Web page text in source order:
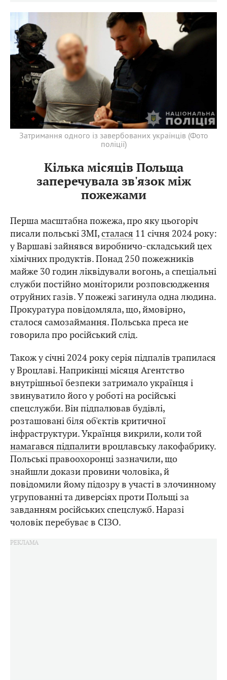
Затримання одного із завербованих українців (Фото
поліції)
Кілька місяців Польща
заперечувала зв'язок між
пожежами
Перша масштабна пожежа, про яку цьогоріч
писали польські ЗМІ,сталася 11 січня 2024 року:
у Варшаві зайнявся виробничо-складський цех
хімічних продуктів. Понад 250 пожежників
майже 30 годин ліквідували вогонь, а спеціальні
служби постійно моніторили розповсюдження
отруйних газів. У пожежі загинула одна людина.
Прокуратура повідомляла, що, ймовірно,
сталося самозаймання. Польська преса не
говорила про російський слід.
Також у січні 2024 року серія підпалів трапилася
у Вроцлаві. Наприкінці місяця Агентство
внутрішньої безпеки затримало українця і
звинуватило його у роботі на російські
спецслужби. Він підпалював будівлі,
розташовані біля об'єктів критичної
інфраструктури. Українця викрили, коли той
намагався підпалитивроцлавську лакофабрику.
Польські правоохоронці зазначили, що
знайшли докази провини чоловіка, й
повідомили йому підозру в участі в злочинному
угрупованні та диверсіях проти Польщі за
завданням російських спецслужб. Наразі
чоловік перебуває в СІЗО.